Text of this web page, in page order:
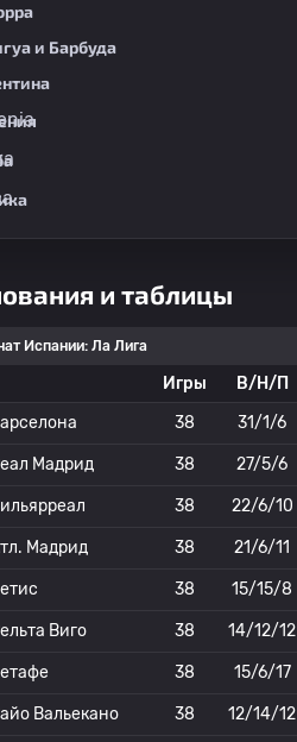
и Барбуда
и таблицы
Испании: Ла Лига
Игры В/Н/П
38 31/1/6
Мадрид 38 27/5/6
38 22/6/10
Мадрид 38 21/6/11
38 15/15/8
Виго 38 14/12/12
38 15/6/17
Вальекано 38 12/14/12